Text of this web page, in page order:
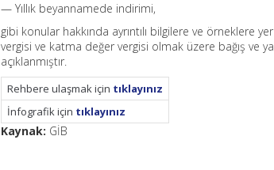
— Yıllık beyannamede indirimi,
gibi konular hakkında ayrıntılı bilgilere ve örneklere
vergisi ve katma değer vergisi olmak üzere bağış ve
açıklanmıştır.
Rehbere ulaşmak için tıklayınız
İnfografik için tıklayınız
Kaynak: GİB